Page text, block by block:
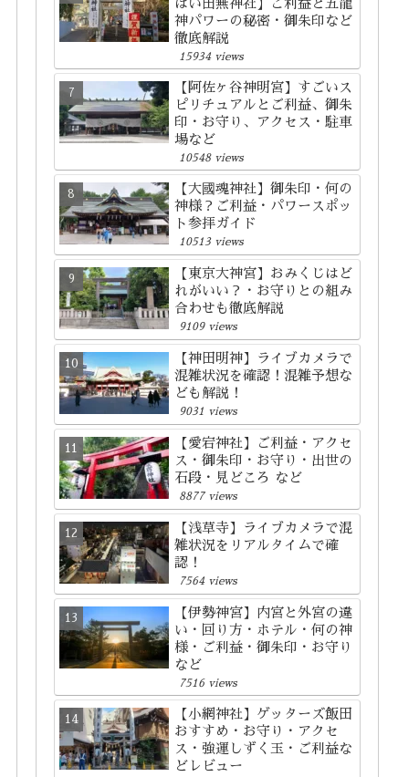
ばい田無神社】ご利益と五龍
神パワーの秘密・御朱印など
徹底解説
15934 views
【阿佐ヶ谷神明宮】すごいス
ピリチュアルとご利益、御朱
印・お守り、アクセス・駐車
場など
10548 views
【大國魂神社】御朱印・何の
神様？ご利益・パワースポッ
ト参拝ガイド
10513 views
【東京大神宮】おみくじはど
れがいい？・お守りとの組み
合わせも徹底解説
9109 views
【神田明神】ライブカメラで
混雑状況を確認！混雑予想な
ども解説！
9031 views
【愛宕神社】ご利益・アクセ
ス・御朱印・お守り・出世の
石段・見どころ など
8877 views
【浅草寺】ライブカメラで混
雑状況をリアルタイムで確
認！
7564 views
【伊勢神宮】内宮と外宮の違
い・回り方・ホテル・何の神
様・ご利益・御朱印・お守り
など
7516 views
【小網神社】ゲッターズ飯田
おすすめ・お守り・アクセ
ス・強運しずく玉・ご利益な
どレビュー